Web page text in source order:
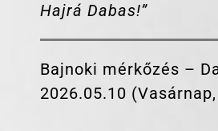
Hajrá Dabas!”
Bajnoki mérkőzés –
2026.05.10